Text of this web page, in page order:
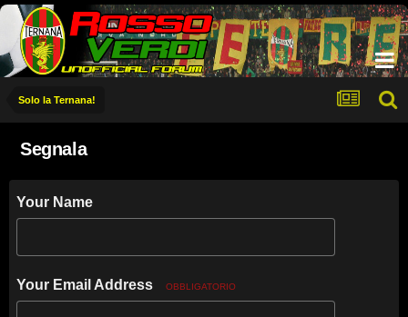
Solo la Ternana!
Segnala
Your Name
Your Email Address OBBLIGATORIO